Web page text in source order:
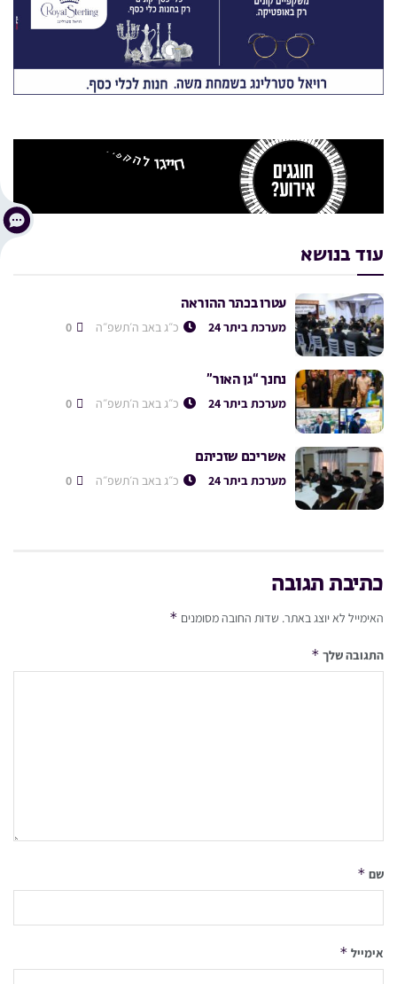
עוד בנושא
עטרו בכתר ההוראה
מערכת ביתר 24 כ״ג באב ה׳תשפ״ה
נחנך “גן האור”
מערכת ביתר 24 כ״ג באב ה׳תשפ״ה
אשריכם שזכיתם
מערכת ביתר 24 כ״ג באב ה׳תשפ״ה
כתיבת תגובה
האימייל לא יוצג באתר. שדות החובה מסומנים *
התגובה שלך *
שם *
אימייל *